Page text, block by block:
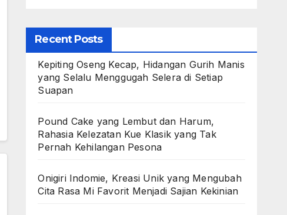
Recent Posts
Kepiting Oseng Kecap, Hidangan Gurih Manis
yang Selalu Menggugah Selera di Setiap
Suapan
Pound Cake yang Lembut dan Harum,
Rahasia Kelezatan Kue Klasik yang Tak
Pernah Kehilangan Pesona
Onigiri Indomie, Kreasi Unik yang Mengubah
Cita Rasa Mi Favorit Menjadi Sajian Kekinian